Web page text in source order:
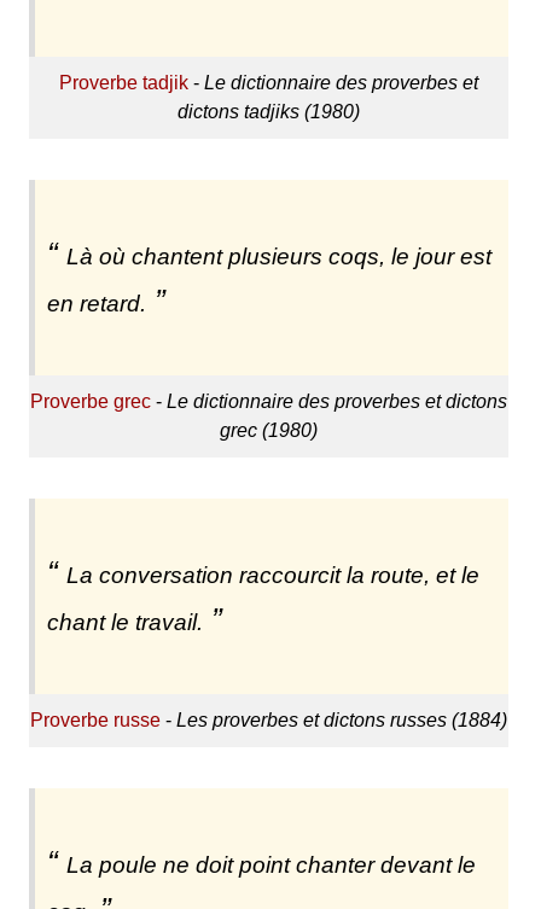
Proverbe tadjik- Le dictionnaire des proverbes et
dictons tadjiks (1980)
Là où chantent plusieurs coqs, le jour est
en retard.
Proverbe grec- Le dictionnaire des proverbes et dictons
grec (1980)
La conversation raccourcit la route, et le
chant le travail.
Proverbe russe- Les proverbes et dictons russes (1884)
La poule ne doit point chanter devant le